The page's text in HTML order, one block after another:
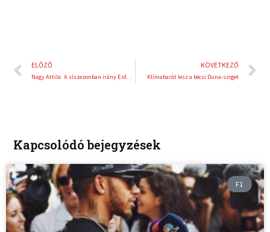
Előző
ELŐZŐ
Nagy Attila: A síszezonban irány Erdély és a Covasna Winter Rally
KÖVETKEZŐ
Klímabarát lesz a bécsi Duna-sziget
Kapcsolódó bejegyzések
F1